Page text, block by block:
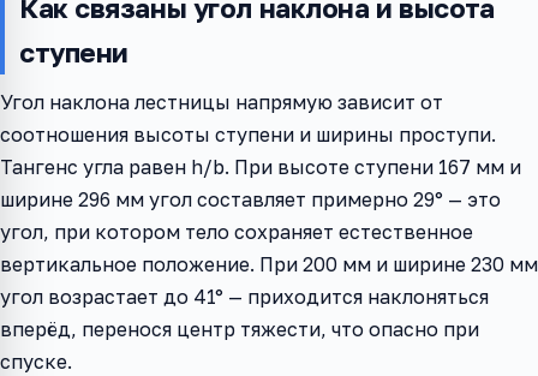
Как связаны угол наклона и высота
ступени
Угол наклона лестницы напрямую зависит от
соотношения высоты ступени и ширины проступи.
Тангенс угла равен h/b. При высоте ступени 167 мм и
ширине 296 мм угол составляет примерно 29° — это
угол, при котором тело сохраняет естественное
вертикальное положение. При 200 мм и ширине 230 мм
угол возрастает до 41° — приходится наклоняться
вперёд, перенося центр тяжести, что опасно при
спуске.